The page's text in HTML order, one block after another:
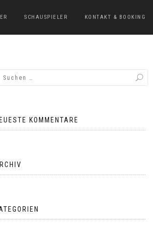
SCHAUSPIELER KONTAKT & BOOKING
KOMMENTARE